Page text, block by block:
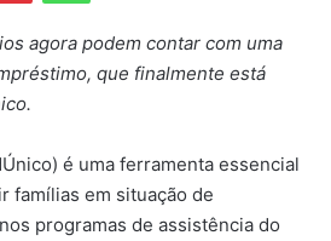
agora podem contar com uma
que finalmente está
é uma ferramenta essencial
famílias em situação de
programas de assistência do